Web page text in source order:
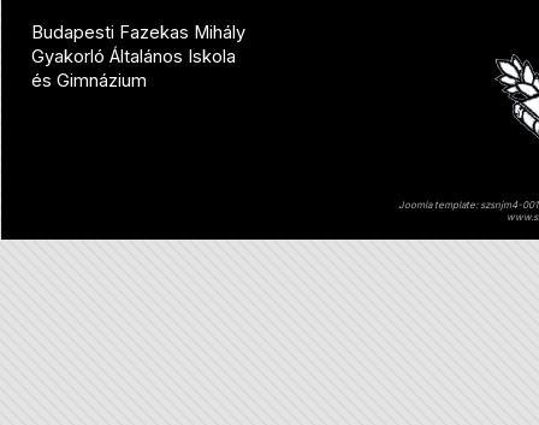
Budapesti Fazekas Mihály
Gyakorló Általános Iskola
és Gimnázium
Joomla template: szsnjm4-